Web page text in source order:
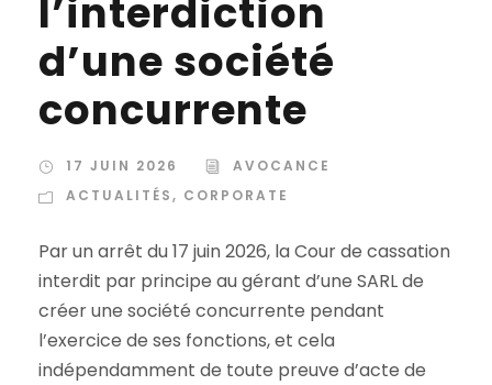
l’interdiction
d’une société
concurrente
17 JUIN 2026
AVOCANCE
ACTUALITÉS, CORPORATE
Par un arrêt du 17 juin 2026, la Cour de cassation
interdit par principe au gérant d’une SARL de
créer une société concurrente pendant
l’exercice de ses fonctions, et cela
indépendamment de toute preuve d’acte de